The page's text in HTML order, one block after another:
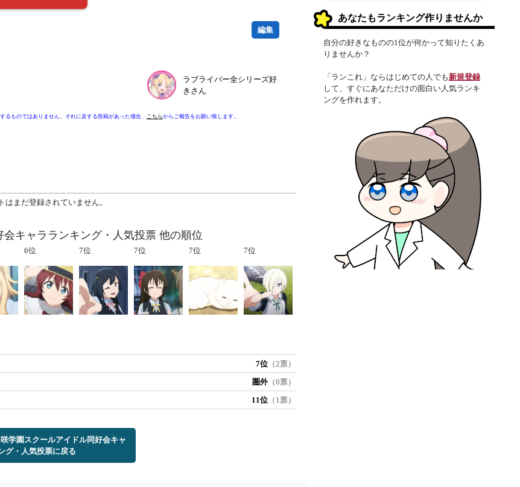
編集
ラブライバー全シリーズ好
きさん
ものではありません。それに反する投稿があった場合、 こちらからご報告をお願い致します。
はまだ登録されていません。
キャラランキング・人気投票 他の順位
6位 7位 7位 7位 7位
7位 （2票）
圏外（0票）
11位 （1票）
学園スクールアイドル同好会キャ
グ・人気投票に戻る
あなたもランキング作りませんか
自分の好きなものの1位が何かって知りたくあ
りませんか？
「ランこれ」ならはじめての人でも新規登録
して、すぐにあなただけの面白い人気ランキ
ングを作れます。